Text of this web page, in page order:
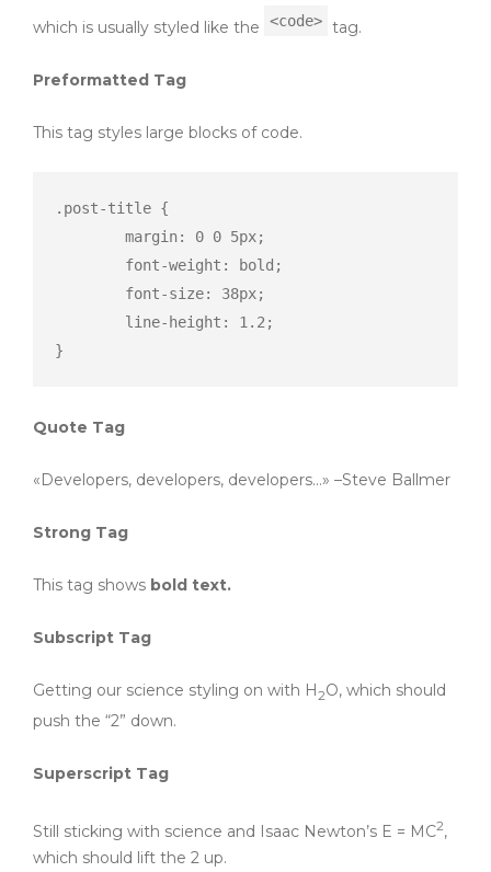
which is usually styled like the
<code> tag.
Preformatted Tag
This tag styles large blocks of code.
.post-title {
}
Quote Tag
Developers, developers, developers… –Steve Ballmer
Strong Tag
This tag shows bold text.
Subscript Tag
Getting our science styling on with H2O, which should
push the “2” down.
Superscript Tag
Still sticking with science and Isaac Newton’s E = MC2,
which should lift the 2 up.